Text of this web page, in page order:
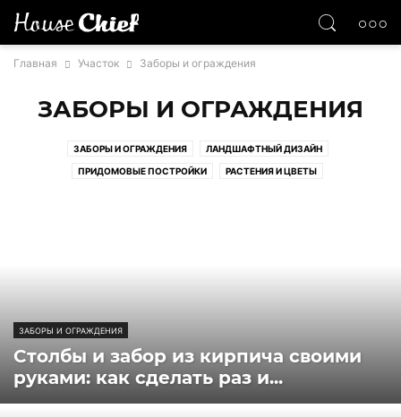
Главная Участок Заборы и ограждения
ЗАБОРЫ И ОГРАЖДЕНИЯ
ЗАБОРЫ И ОГРАЖДЕНИЯ ЛАНДШАФТНЫЙ ДИЗАЙН
ПРИДОМОВЫЕ ПОСТРОЙКИ РАСТЕНИЯ И ЦВЕТЫ
ЗАБОРЫ И ОГРАЖДЕНИЯ
Столбы и забор из кирпича своими
руками: как сделать раз и...